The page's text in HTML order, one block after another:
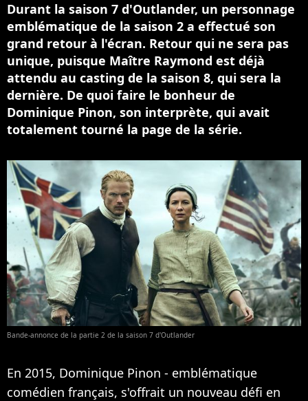
Durant la saison 7 d'Outlander, un personnage
emblématique de la saison 2 a effectué son
grand retour à l'écran. Retour qui ne sera pas
unique, puisque Maître Raymond est déjà
attendu au casting de la saison 8, qui sera la
dernière. De quoi faire le bonheur de
Dominique Pinon, son interprète, qui avait
totalement tourné la page de la série.
Bande-annonce de la partie 2 de la saison 7 d'Outlander
En 2015, Dominique Pinon - emblématique
comédien français, s'offrait un nouveau défi en